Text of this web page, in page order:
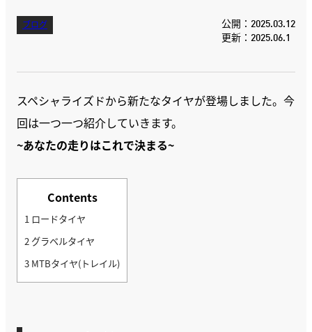
ブログ
公開：2025.03.12
更新：2025.06.1
スペシャライズドから新たなタイヤが登場しました。今
回は一つ一つ紹介していきます。
~あなたの走りはこれで決まる~
Contents
1 ロードタイヤ
2 グラベルタイヤ
3 MTBタイヤ(トレイル)